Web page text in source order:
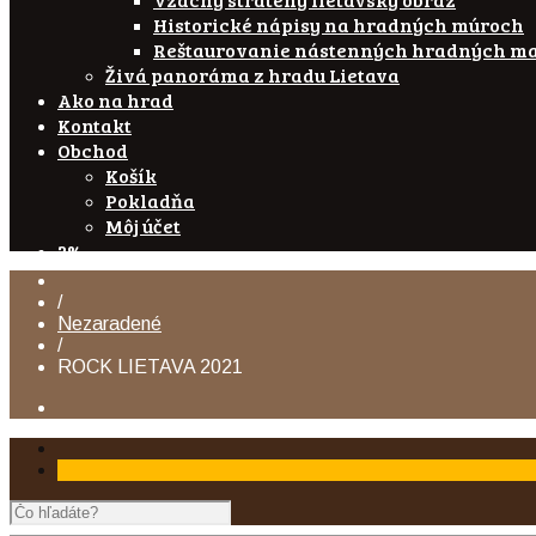
Historické nápisy na hradných múroch
Reštaurovanie nástenných hradných
Živá panoráma z hradu Lietava
Ako na hrad
Kontakt
Obchod
Košík
Pokladňa
Môj účet
2%
/
Nezaradené
/
ROCK LIETAVA 2021